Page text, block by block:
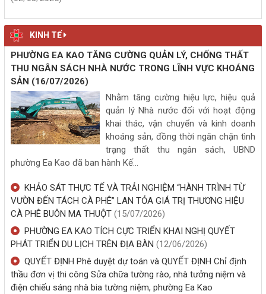
KINH TẾ
PHƯỜNG EA KAO TĂNG CƯỜNG QUẢN LÝ, CHỐNG THẤT
THU NGÂN SÁCH NHÀ NƯỚC TRONG LĨNH VỰC KHOÁNG
SẢN (16/07/2026)
Nhằm tăng cường hiệu lực, hiệu quả
quản lý Nhà nước đối với hoạt động
khai thác, vận chuyển và kinh doanh
khoáng sản, đồng thời ngăn chặn tình
trạng thất thu ngân sách, UBND
phường Ea Kao đã ban hành Kế...
KHẢO SÁT THỰC TẾ VÀ TRẢI NGHIỆM “HÀNH TRÌNH TỪ
VƯỜN ĐẾN TÁCH CÀ PHÊ” LAN TỎA GIÁ TRỊ THƯƠNG HIỆU
CÀ PHÊ BUÔN MA THUỘT (15/07/2026)
PHƯỜNG EA KAO TÍCH CỰC TRIỂN KHAI NGHỊ QUYẾT
PHÁT TRIỂN DU LỊCH TRÊN ĐỊA BÀN (12/06/2026)
QUYẾT ĐỊNH Phê duyệt dự toán và QUYẾT ĐỊNH Chỉ định
thầu đơn vị thi công Sửa chữa tường rào, nhà tưởng niệm và
điện chiếu sáng nhà bia tường niệm, phường Ea Kao